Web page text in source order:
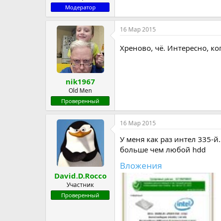
Модератор
nik1967
Old Men
Проверенный
16 Мар 2015
Хреново, чё. Интересно,
David.D.Rocco
Участник
Проверенный
16 Мар 2015
У меня как раз интел 335-
больше чем любой hdd
Вложения